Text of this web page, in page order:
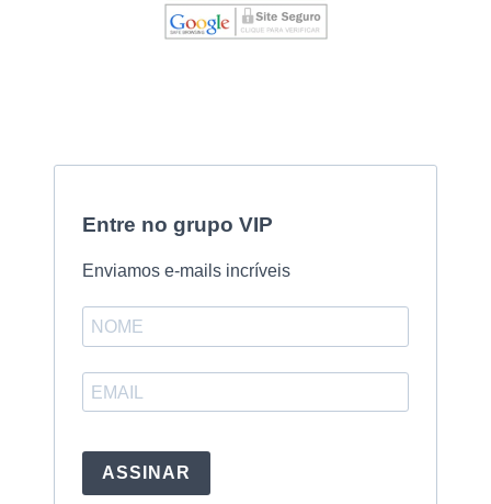
Entre no grupo VIP
Enviamos e-mails incríveis
ASSINAR